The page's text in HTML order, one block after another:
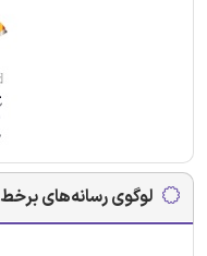
لوگوی رسانه‌های برخط